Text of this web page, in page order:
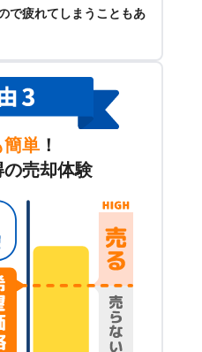
で疲れてしまうこともあ
簡単 ！
売却体験